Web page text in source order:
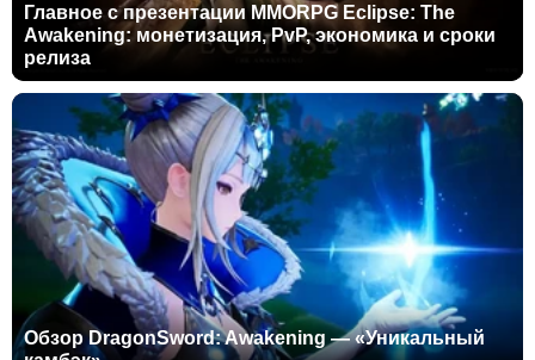
Главное с презентации MMORPG Eclipse: The
Awakening: монетизация, PvP, экономика и сроки
релиза
Обзор DragonSword: Awakening — «Уникальный